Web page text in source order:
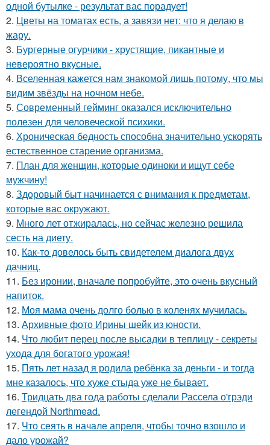
одной бутылке - результат вас порадует!
2. Цветы на томатах есть, а завязи нет: что я делаю в
жару.
3. Бургерные огурчики - хрустящие, пикантные и
невероятно вкусные.
4. Вселенная кажется нам знакомой лишь потому, что мы
видим звёзды на ночном небе.
5. Современный гейминг оказался исключительно
полезен для человеческой психики.
6. Хроническая бедность способна значительно ускорять
естественное старение организма.
7. План для женщин, которые одиноки и ищут себе
мужчину!
8. Здоровый быт начинается с внимания к предметам,
которые вас окружают.
9. Много лет отжиралась, но сейчас железно решила
сесть на диету.
10. Как-то довелось быть свидетелем диалога двух
дачниц.
11. Без иронии, вначале попробуйте, это очень вкусный
напиток.
12. Моя мама очень долго болью в коленях мучилась.
13. Архивные фото Ирины шейк из юности.
14. Что любит перец после высадки в теплицу - секреты
ухода для богатого урожая!
15. Пять лет назад я родила ребёнка за деньги - и тогда
мне казалось, что хуже стыда уже не бывает.
16. Тридцать два года работы сделали Рассела о'грэди
легендой Northmead.
17. Что сеять в начале апреля, чтобы точно взошло и
дало урожай?